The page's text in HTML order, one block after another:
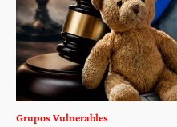
Grupos Vulnerables